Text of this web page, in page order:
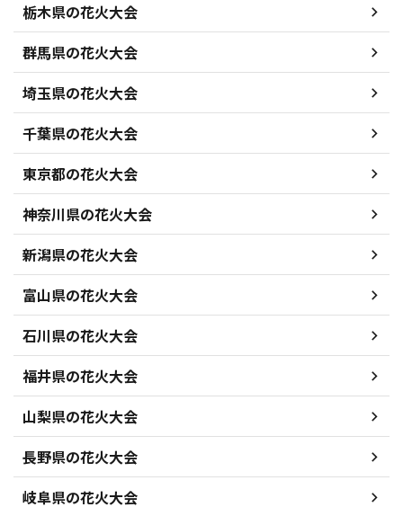
栃木県の花火大会
群馬県の花火大会
埼玉県の花火大会
千葉県の花火大会
東京都の花火大会
神奈川県の花火大会
新潟県の花火大会
富山県の花火大会
石川県の花火大会
福井県の花火大会
山梨県の花火大会
長野県の花火大会
岐阜県の花火大会